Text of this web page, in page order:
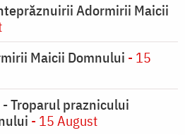
Adormirii Maicii
Maicii Domnului - 15
Troparul praznicului
- 15 August